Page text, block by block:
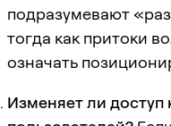
подразумевают
тогда как притоки
означать
Изменяет ли